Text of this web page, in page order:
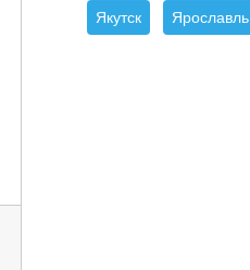
Якутск Ярославль